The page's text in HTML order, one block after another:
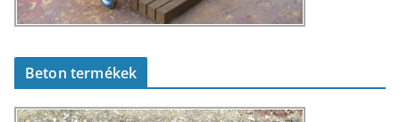
Beton termékek